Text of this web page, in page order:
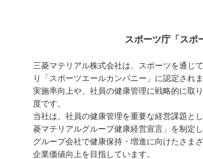
スポーツ庁「スポ
三菱マテリアル株式会社は、スポーツを通じ
り「スポーツエールカンパニー」に認定され
実施率向上や、社員の健康管理に戦略的に取
度です。
当社は、社員の健康管理を重要な経営課題と
菱マテリアルグループ健康経営宣言」を制定
グループ会社で健康保持・増進に向けたさま
企業価値向上を目指しています。